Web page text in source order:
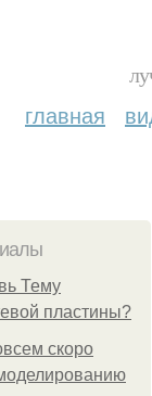
главная
Тему
пластины?
скоро